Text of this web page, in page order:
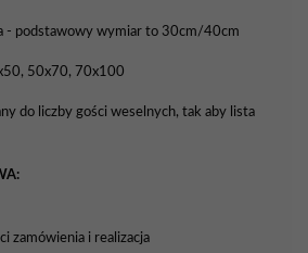
- podstawowy wymiar to 30cm/40cm
50x70, 70x100
do liczby gości weselnych, tak aby lista
zamówienia i realizacja